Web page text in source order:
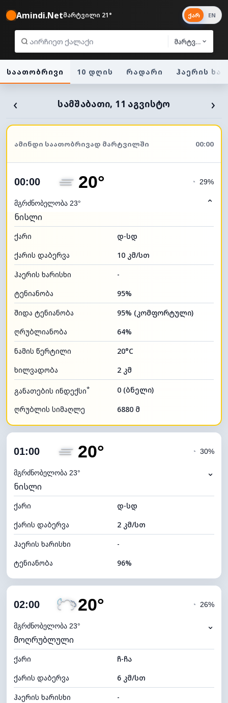
Amindi.Netმარტვილი 21°
მარტვილი
ქარ EN
საათობრივი 10 დღის რადარი ჰაერის
‹ ᲡᲐᲛᲨᲐᲑᲐᲗᲘ, 11 ᲐᲒᲕᲘᲡᲢᲝ ›
ᲐᲛᲘᲜᲓᲘ ᲡᲐᲐᲗᲝᲑᲠᲘᲕᲐᲓ ᲛᲐᲠᲢᲕᲘᲚᲨᲘ 00:00
00:00 20°
მგრძნობელობა 23°
◔ 29%
⌃
ნისლი
ქარი
დ-სდ
ქარის დაბერვა
10 კმ/სთ
ჰაერის ხარისხი
-
ტენიანობა
95%
შიდა ტენიანობა
95% (კომფორტული)
ღრუბლიანობა
64%
ნამის წერტილი
20°C
ხილვადობა
2 კმ
განათების ინდექსი* 0 (ბნელი)
ღრუბლის სიმაღლე 6880 მ
01:00 20°
მგრძნობელობა 23°
◔ 30%
⌄
ნისლი
ქარი
დ-სდ
ქარის დაბერვა
2 კმ/სთ
ჰაერის ხარისხი
-
ტენიანობა
96%
ღრუბლიანობა
ნამის წერტილი
ხილვადობა
განათების ინდექსი 0 (ბნელი)
ღრუბლის სიმაღლე 6640 მ
02:00 20°
მგრძნობელობა 23°
◔ 26%
⌄
მოღრუბლული
ქარი
ჩ-ჩა
ქარის დაბერვა
6 კმ/სთ
ჰაერის ხარისხი
-